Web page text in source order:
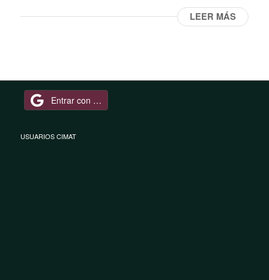
LEER MÁS
Entrar con Google
USUARIOS CIMAT